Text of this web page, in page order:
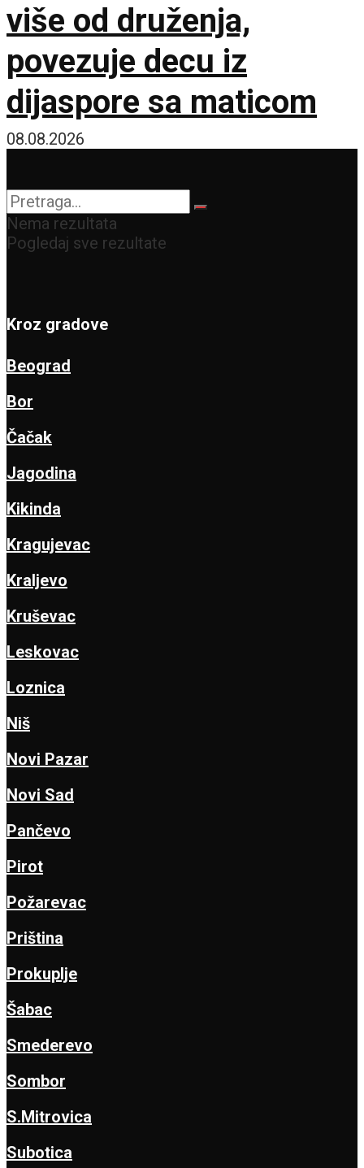
više od druženja,
povezuje decu iz
dijaspore sa maticom
08.08.2026
Nema rezultata
Pogledaj sve rezultate
Kroz gradove
Beograd
Bor
Čačak
Jagodina
Kikinda
Kragujevac
Kraljevo
Kruševac
Leskovac
Loznica
Niš
Novi Pazar
Novi Sad
Pančevo
Pirot
Požarevac
Priština
Prokuplje
Šabac
Smederevo
Sombor
S.Mitrovica
Subotica